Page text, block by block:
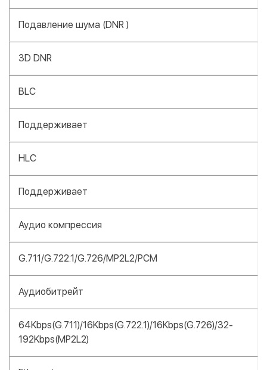
Подавление шума (DNR )
3D DNR
BLC
Поддерживает
HLC
Поддерживает
Аудио компрессия
G.711/G.722.1/G.726/MP2L2/PCM
Аудиобитрейт
64Kbps(G.711)/16Kbps(G.722.1)/16Kbps(G.726)/32-
192Kbps(MP2L2)